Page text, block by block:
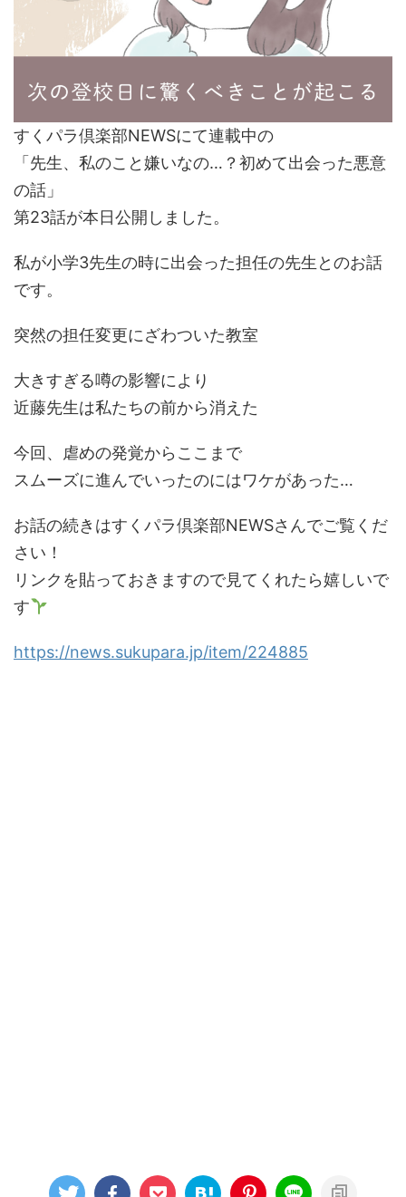
すくパラ倶楽部NEWSにて連載中の
「先生、私のこと嫌いなの…？初めて出会った悪意
の話」
第23話が本日公開しました。
私が小学3先生の時に出会った担任の先生とのお話
です。
突然の担任変更にざわついた教室
大きすぎる噂の影響により
近藤先生は私たちの前から消えた
今回、虐めの発覚からここまで
スムーズに進んでいったのにはワケがあった…
お話の続きはすくパラ倶楽部NEWSさんでご覧くだ
さい！
リンクを貼っておきますので見てくれたら嬉しいで
す
https://news.sukupara.jp/item/224885